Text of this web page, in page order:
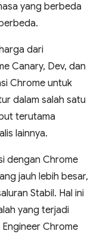
yang berbeda
dari
Canary, Dev, dan
Chrome untuk
dalam salah satu
terutama
lainnya.
dengan Chrome
jauh lebih besar,
Stabil. Hal ini
yang terjadi
Chrome